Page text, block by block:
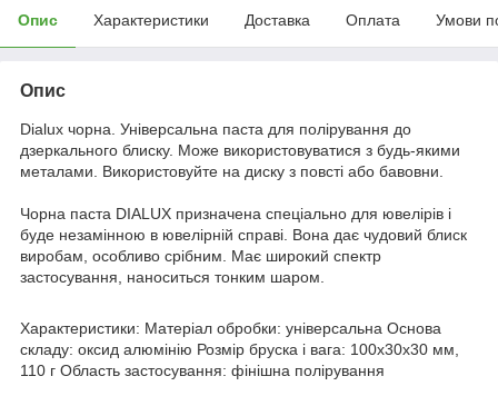
Опис Характеристики Доставка Оплата Умови
Опис
Dialux чорна. Універсальна паста для полірування до
дзеркального блиску. Може використовуватися з будь-якими
металами. Використовуйте на диску з повсті або бавовни.
Чорна паста DIALUX призначена спеціально для ювелірів і
буде незамінною в ювелірній справі. Вона дає чудовий блиск
виробам, особливо срібним. Має широкий спектр
застосування, наноситься тонким шаром.
Характеристики: Матеріал обробки: універсальна Основа
складу: оксид алюмінію Розмір бруска і вага: 100х30х30 мм,
110 г Область застосування: фінішна полірування